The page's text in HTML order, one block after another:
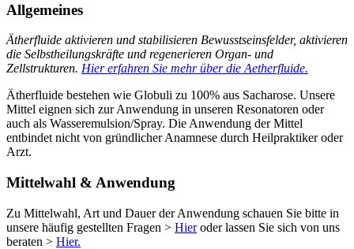
Allgemeines
Ätherfluide aktivieren und stabilisieren Bewusstseinsfelder, aktivieren
die Selbstheilungskräfte und regenerieren Organ- und
Zellstrukturen. Hier erfahren Sie mehr über die Aetherfluide.
Ätherfluide bestehen wie Globuli zu 100% aus Sacharose. Unsere
Mittel eignen sich zur Anwendung in unseren Resonatoren oder
auch als Wasseremulsion/Spray. Die Anwendung der Mittel
entbindet nicht von gründlicher Anamnese durch Heilpraktiker oder
Arzt.
Mittelwahl & Anwendung
Zu Mittelwahl, Art und Dauer der Anwendung schauen Sie bitte in
unsere häufig gestellten Fragen > Hieroder lassen Sie sich von uns
beraten > Hier.